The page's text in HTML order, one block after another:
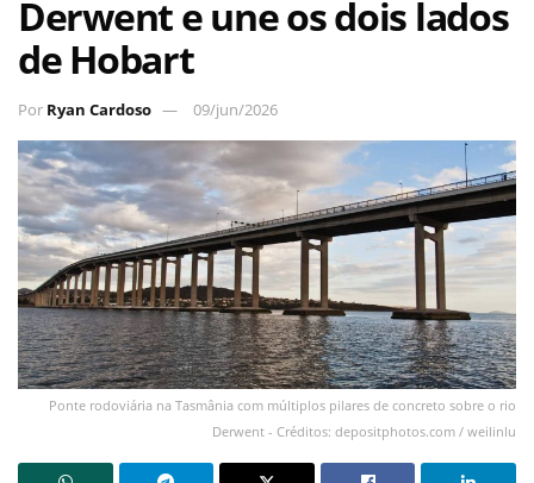
Derwent e une os dois lados
de Hobart
Por Ryan Cardoso 09/jun/2026
Ponte rodoviária na Tasmânia com múltiplos pilares de concreto sobre o rio
Derwent - Créditos: depositphotos.com / weilinlu